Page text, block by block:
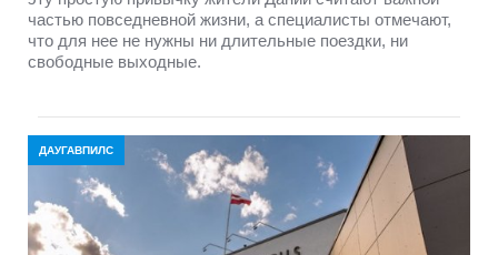
частью повседневной жизни, а специалисты отмечают,
что для нее не нужны ни длительные поездки, ни
свободные выходные.
ДАУГАВПИЛС